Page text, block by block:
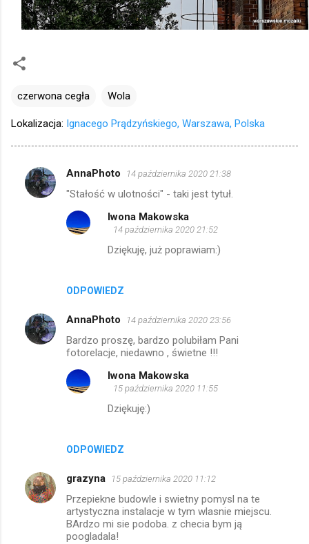
czerwona cegła Wola
Lokalizacja: Ignacego Prądzyńskiego, Warszawa, Polska
K
r
z
AnnaPhoto 14 października 2020 21:38
"Stałość w ulotności" - taki jest tytuł.
ODPOWIEDZ
Iwona Makowska
14 października 2020 21:52
Dziękuję, już poprawiam:)
AnnaPhoto 14 października 2020 23:56
Bardzo proszę, bardzo polubiłam Pani
fotorelacje, niedawno , świetne !!!
ODPOWIEDZ
Iwona Makowska
15 października 2020 11:55
Dziękuję:)
grazyna 15 października 2020 11:12
Przepiekne budowle i swietny pomysl na te
artystyczna instalacje w tym wlasnie miejscu.
BArdzo mi sie podoba. z checia bym ją
poogladala!